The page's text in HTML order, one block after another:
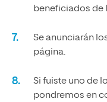
beneficiados de
Se anunciarán
página.
Si fuiste uno de
pondremos en